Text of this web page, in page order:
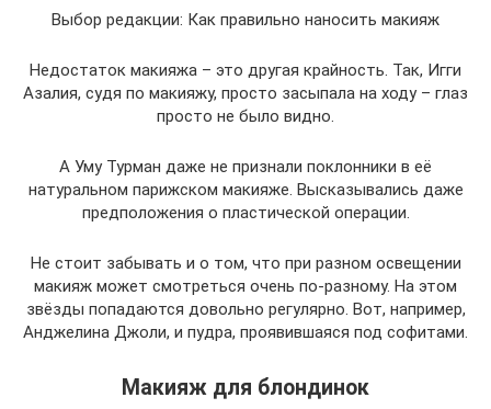
Выбор редакции: Как правильно наносить макияж
Недостаток макияжа – это другая крайность. Так, Игги
Азалия, судя по макияжу, просто засыпала на ходу – глаз
просто не было видно.
А Уму Турман даже не признали поклонники в её
натуральном парижском макияже. Высказывались даже
предположения о пластической операции.
Не стоит забывать и о том, что при разном освещении
макияж может смотреться очень по-разному. На этом
звёзды попадаются довольно регулярно. Вот, например,
Анджелина Джоли, и пудра, проявившаяся под софитами.
Макияж для блондинок